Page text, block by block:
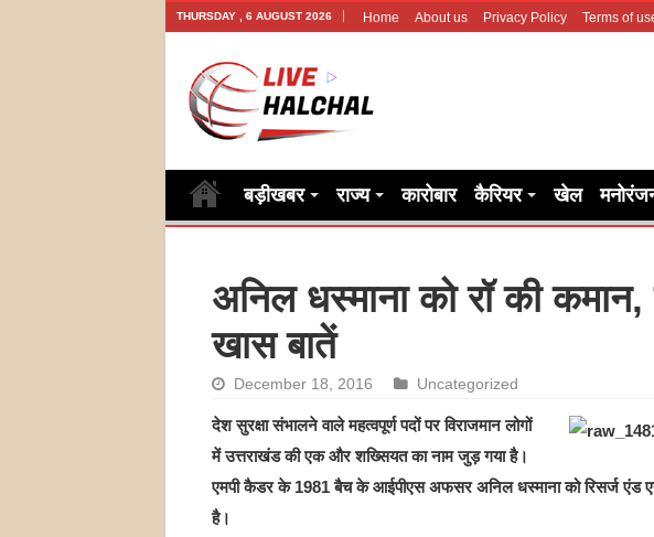
THURSDAY , 6 AUGUST 2026 Home About us Privacy Policy Terms of
बड़ीखबर राज्य कारोबार कैरियर खेल
अनिल धस्माना को रॉ की
खास बातें
December 18, 2016 Uncategorized
देश सुरक्षा संभालने वाले महत्वपूर्ण पदों पर विराजमान लोगों
में उत्तराखंड की एक और शख्सियत का नाम जुड़ गया है।
एमपी कैडर के 1981 बैच के आईपीएस अफसर अनिल धस्माना को रिसर्ज एंड
है।